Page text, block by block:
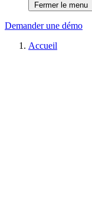
Fermer le menu
Demander une démo
Accueil